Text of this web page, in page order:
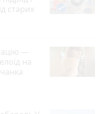
старих
—
на